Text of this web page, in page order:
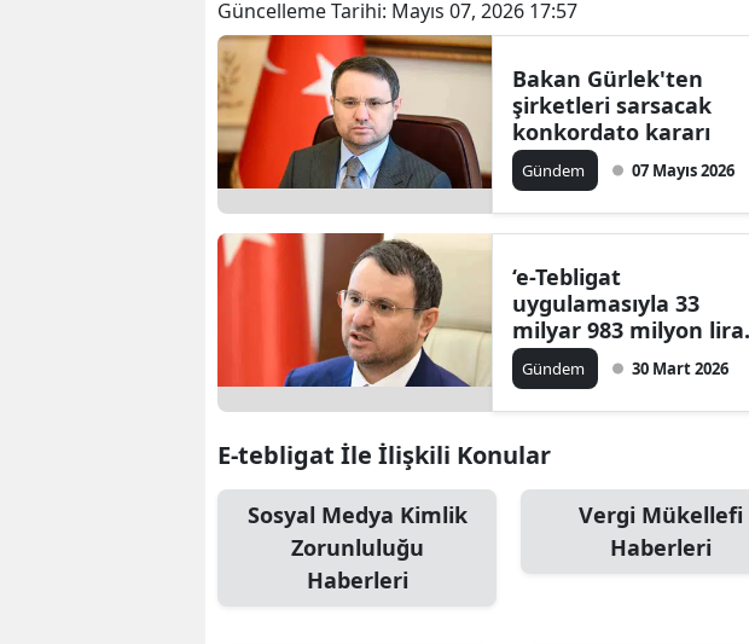
Balıkesir
Bilecik
Bingöl
Bitlis
Bolu
Bursa
Çanakkale
Denizli
Diyarbakır
Güncelleme Tarihi: Mayıs 07, 2026 17:57
Bakan Gürlek'ten
şirketleri sarsacak
konkordato kararı
Gündem 07 Mayıs 2026
‘e-Tebligat
uygulamasıyla 33
milyar 983 milyon lira
tasarruf sağlandı'
Gündem 30 Mart 2026
E-tebligat İle İlişkili Konular
Sosyal Medya Kimlik
Zorunluluğu
Haberleri
Vergi Mükellefi
Haberleri